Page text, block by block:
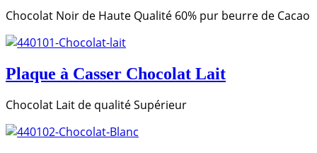
Chocolat Noir de Haute Qualité 60% pur beurre de Cacao
Plaque à Casser Chocolat Lait
Chocolat Lait de qualité Supérieur